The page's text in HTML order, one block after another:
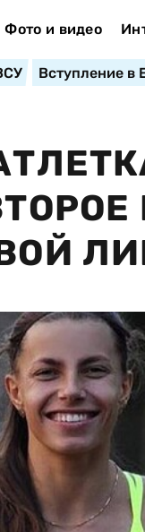
Фото и видео
Вступление в